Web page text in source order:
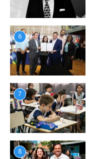
6
7
8